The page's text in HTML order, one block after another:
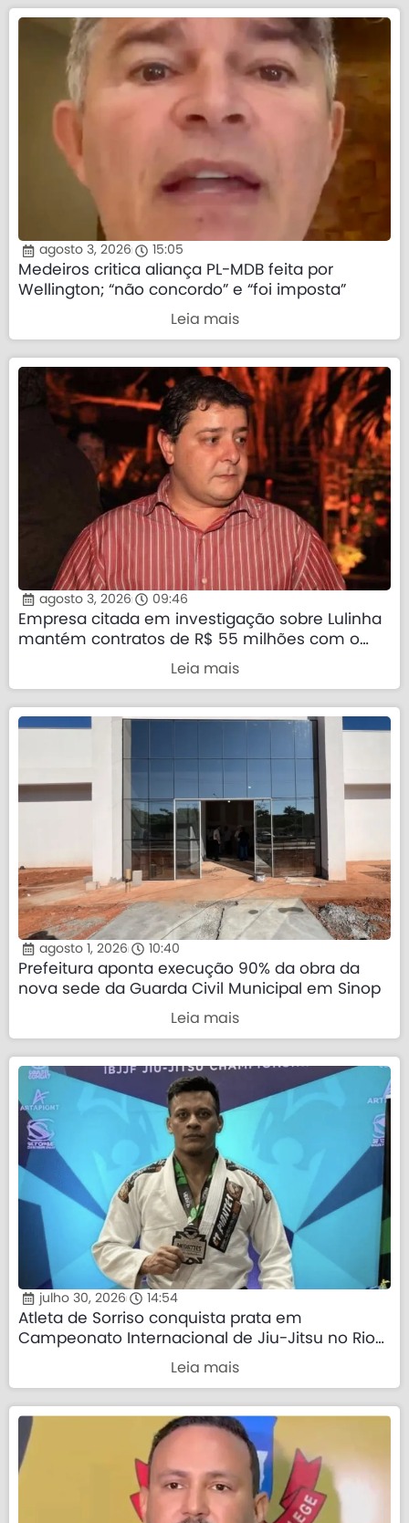
agosto 3, 2026 15:05
Medeiros critica aliança PL-MDB feita por
Wellington; “não concordo” e “foi imposta”
Leia mais
agosto 3, 2026 09:46
Empresa citada em investigação sobre Lulinha
mantém contratos de R$ 55 milhões com o
Leia mais
agosto 1, 2026 10:40
Prefeitura aponta execução 90% da obra da
nova sede da Guarda Civil Municipal em Sinop
Leia mais
julho 30, 2026 14:54
Atleta de Sorriso conquista prata em
Campeonato Internacional de Jiu-Jitsu no Rio
Leia mais